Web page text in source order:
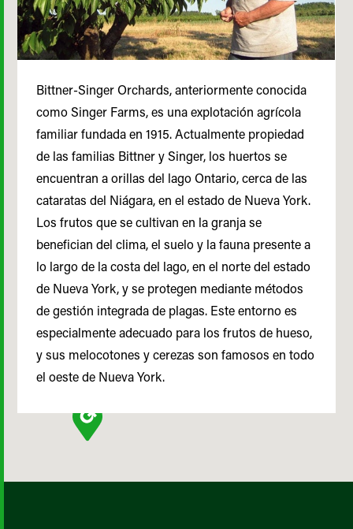
Bittner-Singer Orchards, anteriormente conocida
como Singer Farms, es una explotación agrícola
familiar fundada en 1915. Actualmente propiedad
de las familias Bittner y Singer, los huertos se
encuentran a orillas del lago Ontario, cerca de las
cataratas del Niágara, en el estado de Nueva York.
Los frutos que se cultivan en la granja se
benefician del clima, el suelo y la fauna presente a
lo largo de la costa del lago, en el norte del estado
de Nueva York, y se protegen mediante métodos
de gestión integrada de plagas. Este entorno es
especialmente adecuado para los frutos de hueso,
y sus melocotones y cerezas son famosos en todo
el oeste de Nueva York.